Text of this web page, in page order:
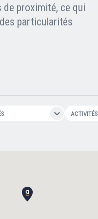
de proximité, ce qui
particularités
ACTIVITÉS